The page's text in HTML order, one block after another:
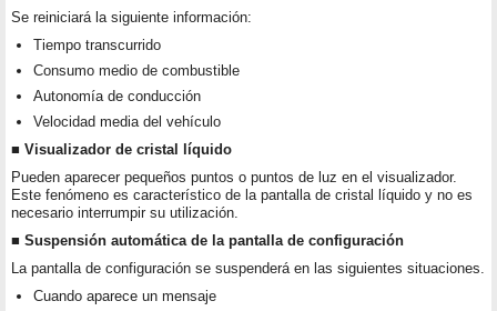
Se reiniciará la siguiente información:
Tiempo transcurrido
Consumo medio de combustible
Autonomía de conducción
Velocidad media del vehículo
■ Visualizador de cristal líquido
Pueden aparecer pequeños puntos o puntos de luz en el visualizador.
Este fenómeno es característico de la pantalla de cristal líquido y no es
necesario interrumpir su utilización.
■ Suspensión automática de la pantalla de configuración
La pantalla de configuración se suspenderá en las siguientes situaciones.
Cuando aparece un mensaje